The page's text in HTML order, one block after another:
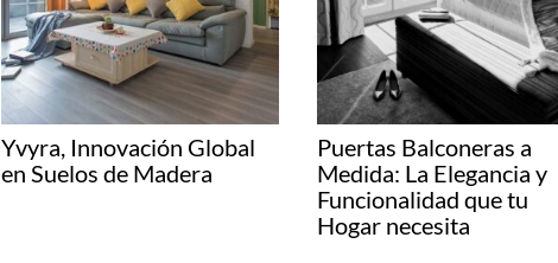
Yvyra, Innovación Global
en Suelos de Madera
Puertas Balconeras a
Medida: La Elegancia y
Funcionalidad que tu
Hogar necesita